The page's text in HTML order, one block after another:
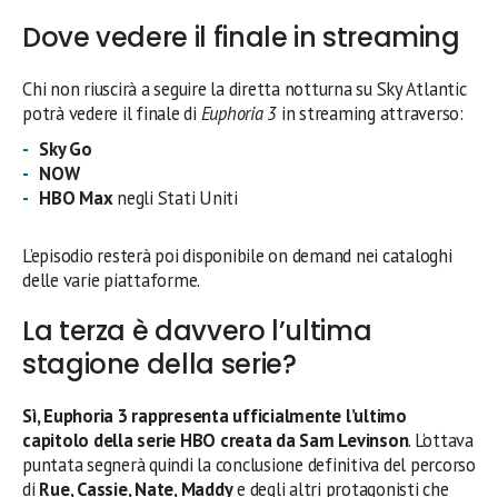
Dove vedere il finale in streaming
Chi non riuscirà a seguire la diretta notturna su Sky Atlantic
potrà vedere il finale di Euphoria 3 in streaming attraverso:
Sky Go
NOW
HBO Maxnegli Stati Uniti
L’episodio resterà poi disponibile on demand nei cataloghi
delle varie piattaforme.
La terza è davvero l’ultima
stagione della serie?
Sì, Euphoria 3 rappresenta ufficialmente l’ultimo
capitolo della serie HBO creata da Sam Levinson. L’ottava
puntata segnerà quindi la conclusione definitiva del percorso
di Rue, Cassie, Nate, Maddye degli altri protagonisti che